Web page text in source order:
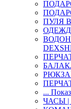
ПУЛЯ
...
ЧАСЫ |